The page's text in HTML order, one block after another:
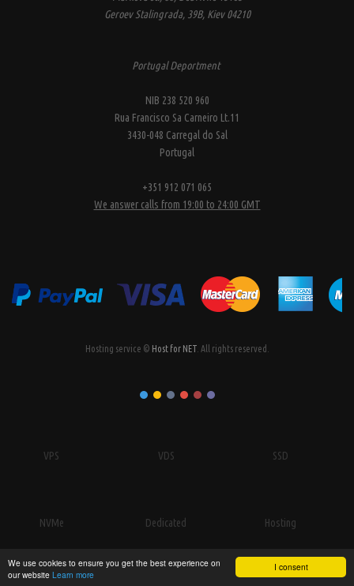
I consent
We use cookies to ensure you get the best experience on
our website Learn more
Geroev Stalingrada, 39B, Kiev 04210
Portugal Deportment
NIB 238 520 960
Rua Francisco Sa Carneiro Lt.11
3430-048 Carregal do Sal
Portugal
+351 912 071 065
We answer calls from 19:00 to 24:00 GMT
Hosting service © Host for NET. All rights reserved.
VPS VDS SSD
NVMe Dedicated Hosting